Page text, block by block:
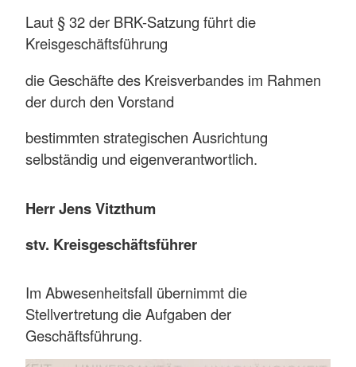
Laut § 32 der BRK-Satzung führt die
Kreisgeschäftsführung
die Geschäfte des Kreisverbandes im Rahmen
der durch den Vorstand
bestimmten strategischen Ausrichtung
selbständig und eigenverantwortlich.
Herr Jens Vitzthum
stv. Kreisgeschäftsführer
Im Abwesenheitsfall übernimmt die
Stellvertretung die Aufgaben der
Geschäftsführung.